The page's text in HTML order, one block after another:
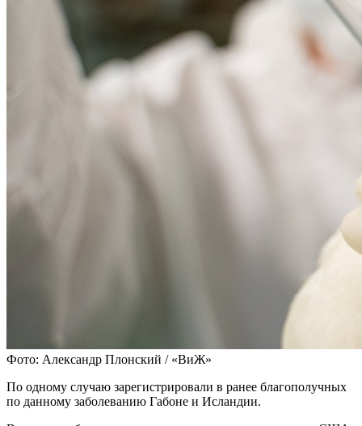
Фото: Александр Плонский / «ВиЖ»
По одному случаю зарегистрировали в ранее благополучных
по данному заболеванию Габоне и Исландии.